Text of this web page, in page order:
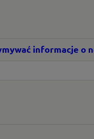
informacje o